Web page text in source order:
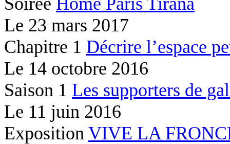
Le 23 mars 2017
Chapitre 1 Décrire l’espace
Le 14 octobre 2016
Saison 1 Les supporters de
Le 11 juin 2016
Exposition VIVE LA